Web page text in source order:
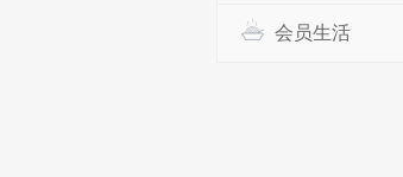
会员生活